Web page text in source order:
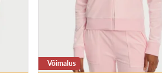
Võimalus